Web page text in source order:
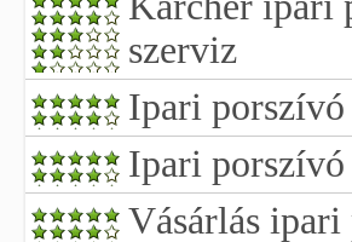
szerviz
Ipari porszívó
Ipari
Vásárlás